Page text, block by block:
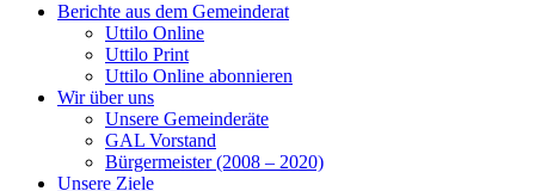
Berichte aus dem Gemeinderat
Uttilo Online
Uttilo Print
Uttilo Online abonnieren
Wir über uns
Unsere Gemeinderäte
GAL Vorstand
Bürgermeister (2008 – 2020)
Unsere Ziele